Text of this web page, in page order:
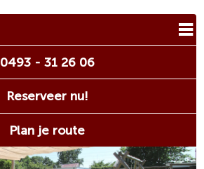
0493 - 31 26 06
Reserveer nu!
Plan je route